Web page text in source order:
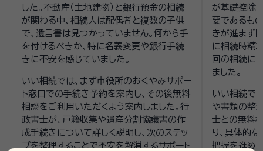
した。不動産（土地建物）と銀行預金の相続
が関わる中、相続人は配偶者と複数の子供
で、遺言書は見つかっていません。何から手
を付けるべきか、特に名義変更や銀行手続
きに不安を感じていました。
いい相続では、まず市役所のおくやみサポー
ト窓口での手続き予約を案内し、その後無料
相談をご利用いただくよう案内しました。行
政書士が、戸籍収集や遺産分割協議書の作
成手続きについて詳しく説明し、次のステッ
プを整理することで不安を解消するサポート
が基礎控除
要であるも
きが進まず
に相続時精
回の相続に
ました。
いい相続で
や書類の整
士との無料
り、具体的
把握を進め